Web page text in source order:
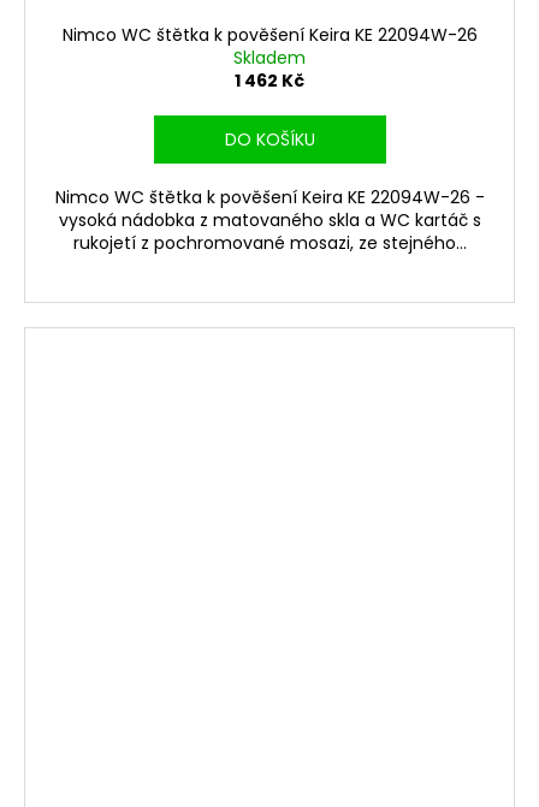
Nimco WC štětka k pověšení Keira KE 22094W-26
Skladem
1 462 Kč
DO KOŠÍKU
Nimco WC štětka k pověšení Keira KE 22094W-26 -
vysoká nádobka z matovaného skla a WC kartáč s
rukojetí z pochromované mosazi, ze stejného...